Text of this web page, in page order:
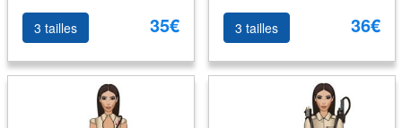
3 tailles 35€ 3 tailles 36€